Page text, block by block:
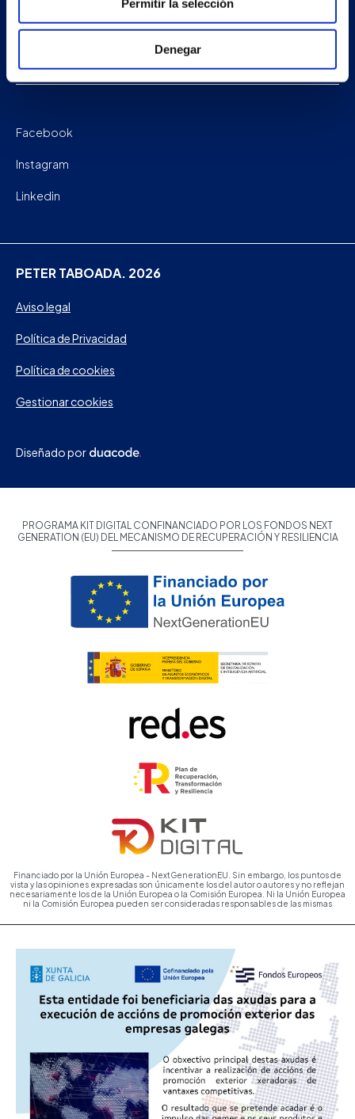
Permitir la selección
Denegar
Trabaja con nosotros
Contacto
Facebook
Instagram
Linkedin
PETER TABOADA. 2026
Aviso legal
Política de Privacidad
Política de cookies
Gestionar cookies
Diseñado por
PROGRAMA KIT DIGITAL CONFINANCIADO POR LOS FONDOS NEXT
GENERATION (EU) DEL MECANISMO DE RECUPERACIÓN Y RESILIENCIA
Financiado por la Unión Europea - NextGenerationEU. Sin embargo, los puntos de
vista y las opiniones expresadas son únicamente los del autor o autores y no reflejan
necesariamente los de la Unión Europea o la Comisión Europea. Ni la Unión Europea
ni la Comisión Europea pueden ser consideradas responsables de las mismas